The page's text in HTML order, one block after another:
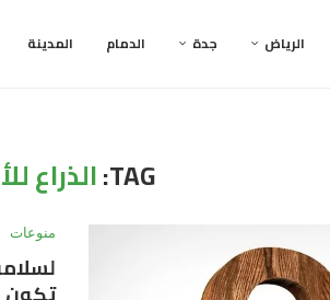
الرياض جدة الدمام المدينة
TAG: الذراع
منوعات